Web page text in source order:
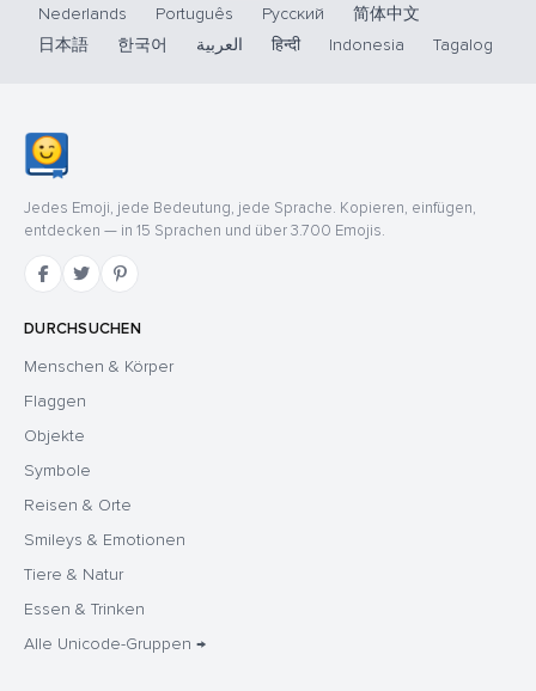
Nederlands
Português Русский
简体中文
日本語
한국어 العربية हिन्दी Indonesia Tagalog
Jedes Emoji, jede Bedeutung, jede Sprache. Kopieren, einfügen,
entdecken — in 15 Sprachen und über 3.700 Emojis.
DURCHSUCHEN
Menschen & Körper
Flaggen
Objekte
Symbole
Reisen & Orte
Smileys & Emotionen
Tiere & Natur
Essen & Trinken
Alle Unicode-Gruppen →